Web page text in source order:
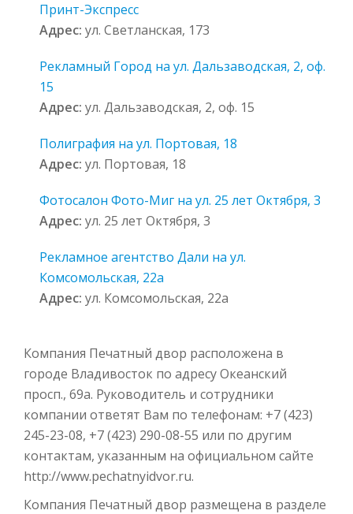
Принт-Экспресс
Адрес: ул. Светланская, 173
Рекламный Город на ул. Дальзаводская, 2, оф.
15
Адрес: ул. Дальзаводская, 2, оф. 15
Полиграфия на ул. Портовая, 18
Адрес: ул. Портовая, 18
Фотосалон Фото-Миг на ул. 25 лет Октября, 3
Адрес: ул. 25 лет Октября, 3
Рекламное агентство Дали на ул.
Комсомольская, 22а
Адрес: ул. Комсомольская, 22а
Компания Печатный двор расположена в
городе Владивосток по адресу Океанский
просп., 69а. Руководитель и сотрудники
компании ответят Вам по телефонам: +7 (423)
245-23-08, +7 (423) 290-08-55 или по другим
контактам, указанным на официальном сайте
http://www.pechatnyidvor.ru.
Компания Печатный двор размещена в разделе